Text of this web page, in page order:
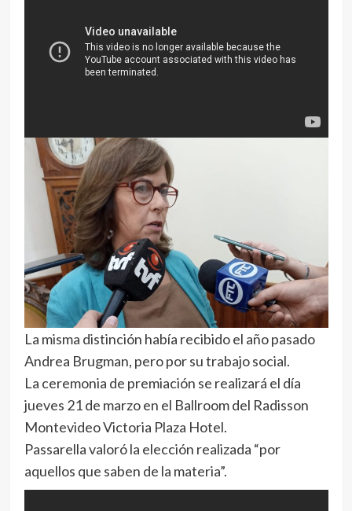
La misma distinción había recibido el año pasado
Andrea Brugman, pero por su trabajo social.
La ceremonia de premiación se realizará el día
jueves 21 de marzo en el Ballroom del Radisson
Montevideo Victoria Plaza Hotel.
Passarella valoró la elección realizada “por
aquellos que saben de la materia”.